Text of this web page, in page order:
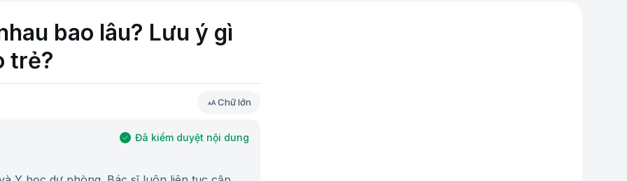
bao lâu? Lưu ý gì
trẻ?
Chữ lớn
Đã kiểm duyệt nội dung